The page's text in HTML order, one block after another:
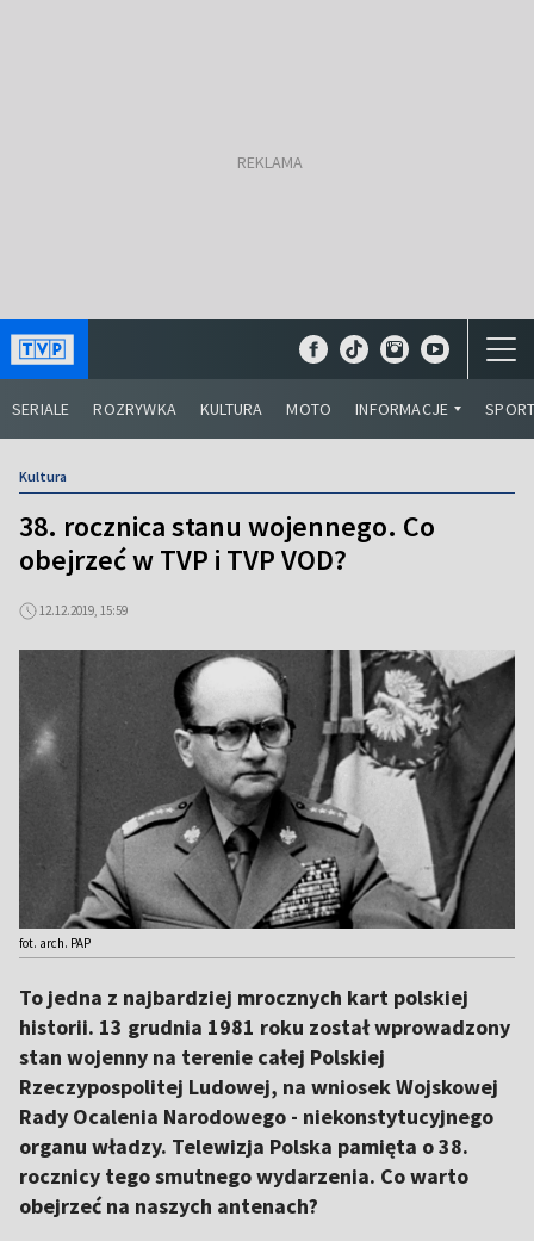
SERIALE ROZRYWKA KULTURA MOTO INFORMACJE
Kultura
38. rocznica stanu wojennego. Co
obejrzeć w TVP i TVP VOD?
12.12.2019, 15:59
fot. arch. PAP
To jedna z najbardziej mrocznych kart polskiej
historii. 13 grudnia 1981 roku został wprowadzony
stan wojenny na terenie całej Polskiej
Rzeczypospolitej Ludowej, na wniosek Wojskowej
Rady Ocalenia Narodowego - niekonstytucyjnego
organu władzy. Telewizja Polska pamięta o 38.
rocznicy tego smutnego wydarzenia. Co warto
obejrzeć na naszych antenach?